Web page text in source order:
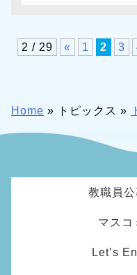
2 / 29 « 1 2 3
Home » トピックス »
教職員
マスコ
Let’s